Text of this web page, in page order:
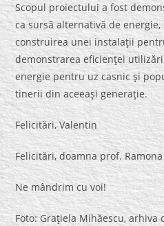
Scopul proiectului a fost
ca sursă alternativă de
construirea unei instalaţii
demonstrarea eficienţei
energie pentru uz casnic şi
tinerii din aceeaşi generaţie.
Felicitări, Valentin
Felicitări, doamna prof.
Ne mândrim cu voi!
Foto: Graţiela Mihăescu, arhiva